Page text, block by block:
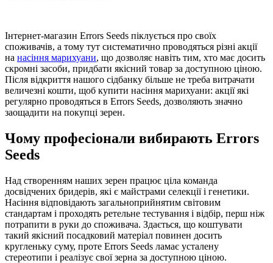
Інтернет-магазин Errors Seeds піклується про своїх
споживачів, а тому тут систематично проводяться різні акції
на насіння марихуани, що дозволяє навіть тим, хто має досить
скромні засоби, придбати якісний товар за доступною ціною.
Після відкриття нашого сідбанку більше не треба витрачати
величезні кошти, щоб купити насіння марихуани: акції які
регулярно проводяться в Errors Seeds, дозволяють значно
заощадити на покупці зерен.
Чому професіонали вибирають Errors
Seeds
Над створенням наших зерен працює ціла команда
досвідчених бридерів, які є майстрами селекції і генетики.
Насіння відповідають загальноприйнятим світовим
стандартам і проходять ретельне тестування і відбір, перш ніж
потрапити в руки до споживача. Здається, що коштувати
такий якісний посадковий матеріал повинен досить
кругленьку суму, проте Errors Seeds ламає усталену
стереотипи і реалізує свої зерна за доступною ціною.